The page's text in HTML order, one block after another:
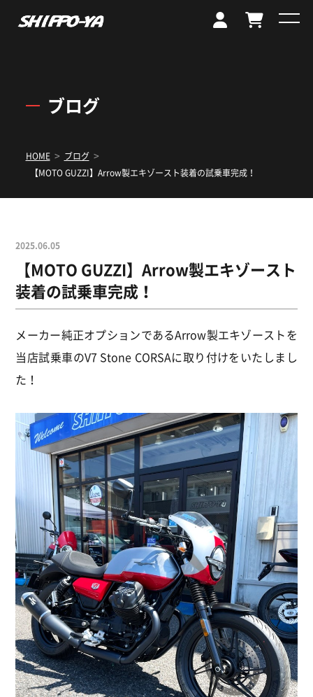
ブログ
HOME > ブログ >
【MOTO GUZZI】Arrow製エキゾースト装着の試乗車完成！
2025.06.05
【MOTO GUZZI】Arrow製エキゾースト
装着の試乗車完成！
メーカー純正オプションであるArrow製エキゾーストを
当店試乗車のV7 Stone CORSAに取り付けをいたしまし
た！